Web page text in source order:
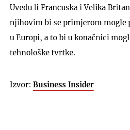
Uvedu li Francuska i Velika
njihovim bi se primjerom mogle
u Europi, a to bi u konačnici
tehnološke tvrtke.
Izvor: Business Insider